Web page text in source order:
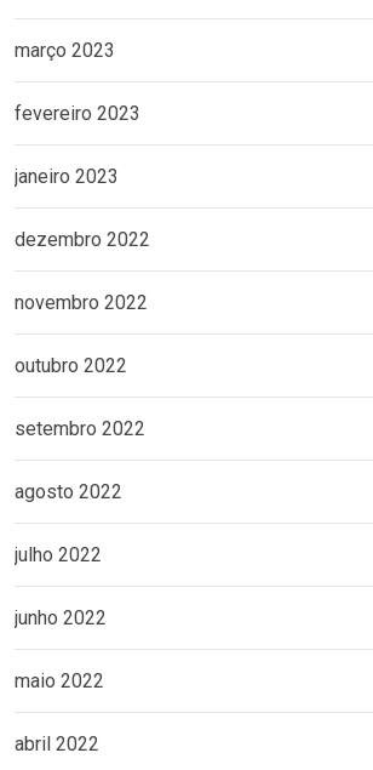
março 2023
fevereiro 2023
janeiro 2023
dezembro 2022
novembro 2022
outubro 2022
setembro 2022
agosto 2022
julho 2022
junho 2022
maio 2022
abril 2022